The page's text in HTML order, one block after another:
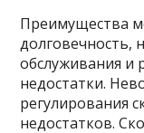
Преимущества
долговечность,
обслуживания и
недостатки.
регулирования
недостатков.